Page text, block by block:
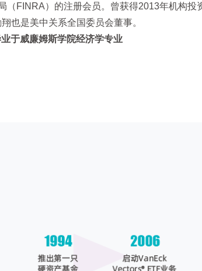
（FINRA）的注册会员。曾获得2013年机构投
也是美中关系全国委员会董事。
于威廉姆斯学院经济学专业